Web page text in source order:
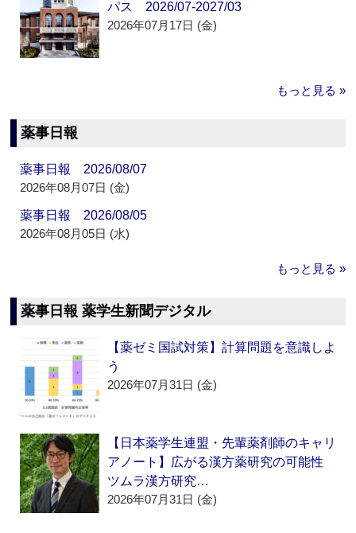
パス 2026/07-2027/03
2026年07月17日 (金)
もっと見る »
薬事日報
薬事日報 2026/08/07
2026年08月07日 (金)
薬事日報 2026/08/05
2026年08月05日 (水)
もっと見る »
薬事日報 薬学生新聞デジタル
【薬ゼミ国試対策】計算問題を意識しよ
う
2026年07月31日 (金)
【日本薬学生連盟・先輩薬剤師のキャリ
アノート】広がる漢方薬研究の可能性
ツムラ漢方研究…
2026年07月31日 (金)